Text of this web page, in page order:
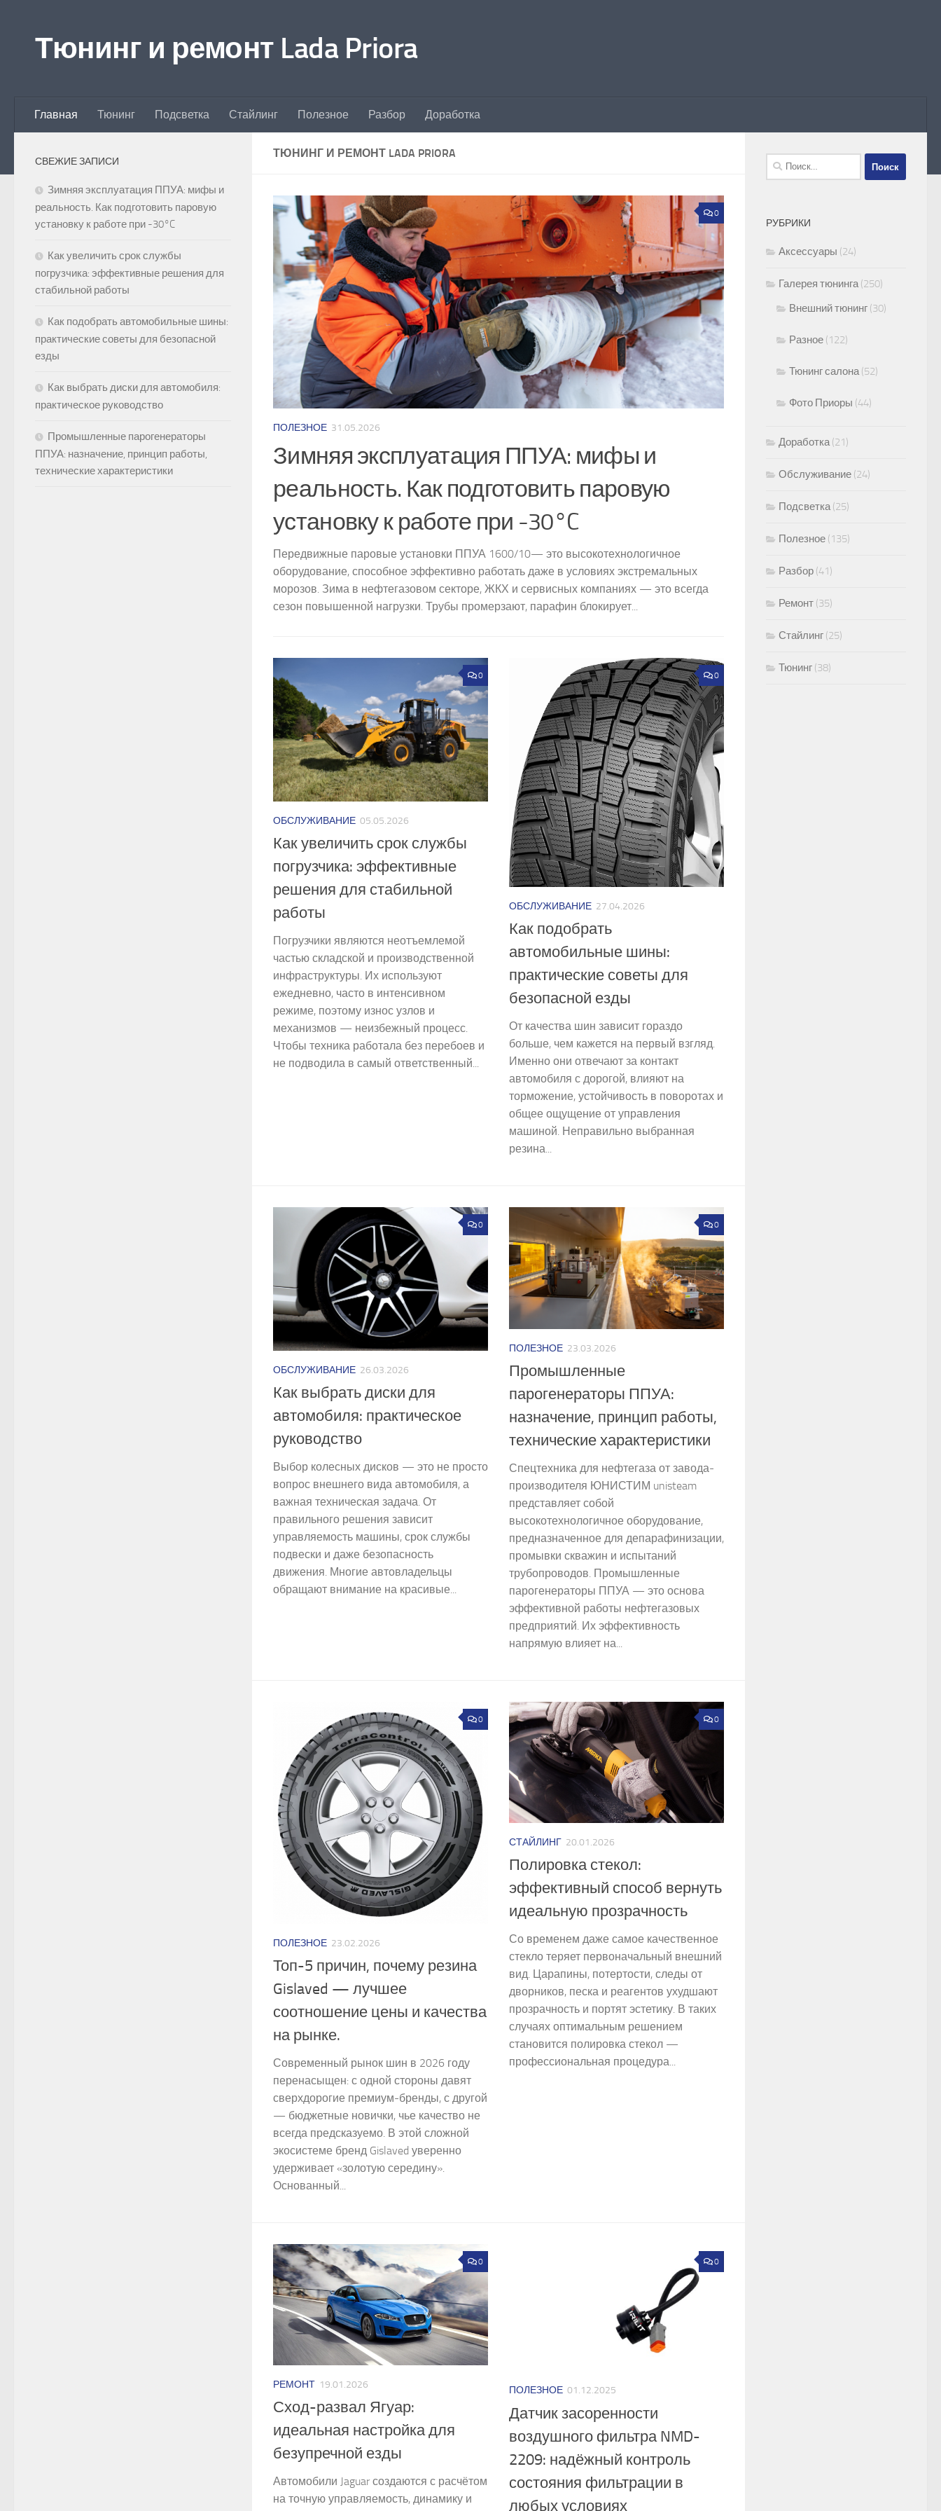
Тюнинг и ремонт Lada Priora
Главная Тюнинг Подсветка Стайлинг Полезное Разбор Доработка
ТЮНИНГ И РЕМОНТ LADA PRIORA
0
ПОЛЕЗНОЕ 31.05.2026
Зимняя эксплуатация ППУА: мифы и
реальность. Как подготовить паровую
установку к работе при -30°C
Передвижные паровые установки ППУА 1600/10— это высокотехнологичное
оборудование, способное эффективно работать даже в условиях экстремальных
морозов. Зима в нефтегазовом секторе, ЖКХ и сервисных компаниях — это всегда
сезон повышенной нагрузки. Трубы промерзают, парафин блокирует...
0
ОБСЛУЖИВАНИЕ 05.05.2026
Как увеличить срок службы
погрузчика: эффективные
решения для стабильной
работы
Погрузчики являются неотъемлемой
частью складской и производственной
инфраструктуры. Их используют
ежедневно, часто в интенсивном
режиме, поэтому износ узлов и
механизмов — неизбежный процесс.
Чтобы техника работала без перебоев и
не подводила в самый ответственный...
0
ОБСЛУЖИВАНИЕ 27.04.2026
Как подобрать
автомобильные шины:
практические советы для
безопасной езды
От качества шин зависит гораздо
больше, чем кажется на первый взгляд.
Именно они отвечают за контакт
автомобиля с дорогой, влияют на
торможение, устойчивость в поворотах и
общее ощущение от управления
машиной. Неправильно выбранная
резина...
0
ОБСЛУЖИВАНИЕ 26.03.2026
Как выбрать диски для
автомобиля: практическое
руководство
Выбор колесных дисков — это не просто
вопрос внешнего вида автомобиля, а
важная техническая задача. От
правильного решения зависит
управляемость машины, срок службы
подвески и даже безопасность
движения. Многие автовладельцы
обращают внимание на красивые...
0
ПОЛЕЗНОЕ 23.03.2026
Промышленные
парогенераторы ППУА:
назначение, принцип работы,
технические характеристики
Спецтехника для нефтегаза от завода-
производителя ЮНИСТИМ unisteam
представляет собой
высокотехнологичное оборудование,
предназначенное для депарафинизации,
промывки скважин и испытаний
трубопроводов. Промышленные
парогенераторы ППУА — это основа
эффективной работы нефтегазовых
предприятий. Их эффективность
напрямую влияет на...
0
ПОЛЕЗНОЕ 23.02.2026
Топ-5 причин, почему резина
Gislaved — лучшее
соотношение цены и качества
на рынке.
Современный рынок шин в 2026 году
перенасыщен: с одной стороны давят
сверхдорогие премиум-бренды, с другой
— бюджетные новички, чье качество не
всегда предсказуемо. В этой сложной
экосистеме бренд Gislaved уверенно
удерживает «золотую середину».
Основанный...
0
СТАЙЛИНГ 20.01.2026
Полировка стекол:
эффективный способ вернуть
идеальную прозрачность
Со временем даже самое качественное
стекло теряет первоначальный внешний
вид. Царапины, потертости, следы от
дворников, песка и реагентов ухудшают
прозрачность и портят эстетику. В таких
случаях оптимальным решением
становится полировка стекол —
профессиональная процедура...
0
РЕМОНТ 19.01.2026
Сход-развал Ягуар:
идеальная настройка для
безупречной езды
Автомобили Jaguar создаются с расчётом
на точную управляемость, динамику и
0
ПОЛЕЗНОЕ 01.12.2025
Датчик засоренности
воздушного фильтра NMD-
2209: надёжный контроль
состояния фильтрации в
любых условиях
СВЕЖИЕ ЗАПИСИ
Зимняя эксплуатация ППУА: мифы и
реальность. Как подготовить паровую
установку к работе при -30°C
Как увеличить срок службы
погрузчика: эффективные решения для
стабильной работы
Как подобрать автомобильные шины:
практические советы для безопасной
езды
Как выбрать диски для автомобиля:
практическое руководство
Промышленные парогенераторы
ППУА: назначение, принцип работы,
технические характеристики
Найти:
РУБРИКИ
Аксессуары (24)
Галерея тюнинга(250)
Внешний тюнинг (30)
Разное (122)
Тюнинг салона(52)
Фото Приоры (44)
Доработка(21)
Обслуживание (24)
Подсветка(25)
Полезное (135)
Разбор (41)
Ремонт (35)
Стайлинг (25)
Тюнинг (38)